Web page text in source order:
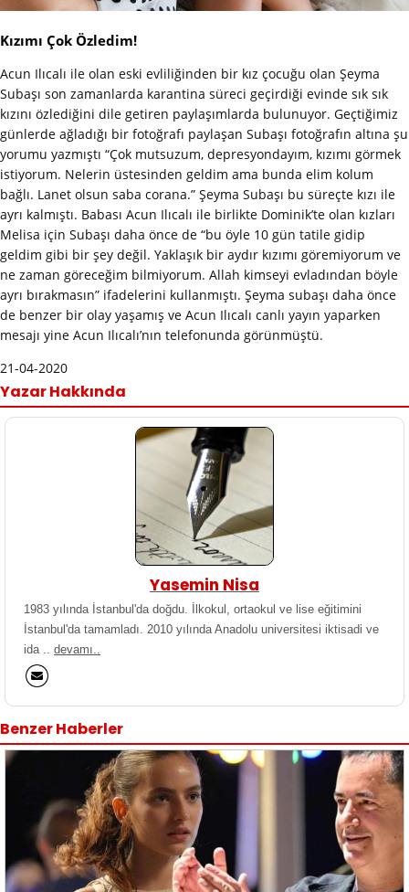
Kızımı Çok Özledim!
Acun Ilıcalı ile olan eski evliliğinden bir kız çocuğu olan Şeyma
Subaşı son zamanlarda karantina süreci geçirdiği evinde sık sık
kızını özlediğini dile getiren paylaşımlarda bulunuyor. Geçtiğimiz
günlerde ağladığı bir fotoğrafı paylaşan Subaşı fotoğrafın altına şu
yorumu yazmıştı “Çok mutsuzum, depresyondayım, kızımı görmek
istiyorum. Nelerin üstesinden geldim ama bunda elim kolum
bağlı. Lanet olsun saba corana.” Şeyma Subaşı bu süreçte kızı ile
ayrı kalmıştı. Babası Acun Ilıcalı ile birlikte Dominik’te olan kızları
Melisa için Subaşı daha önce de “bu öyle 10 gün tatile gidip
geldim gibi bir şey değil. Yaklaşık bir aydır kızımı göremiyorum ve
ne zaman göreceğim bilmiyorum. Allah kimseyi evladından böyle
ayrı bırakmasın” ifadelerini kullanmıştı. Şeyma subaşı daha önce
de benzer bir olay yaşamış ve Acun Ilıcalı canlı yayın yaparken
mesajı yine Acun Ilıcalı’nın telefonunda görünmüştü.
21-04-2020
Yazar Hakkında
Yasemin Nisa
1983 yılında İstanbul'da doğdu. İlkokul, ortaokul ve lise eğitimini
İstanbul'da tamamladı. 2010 yılında Anadolu universitesi iktisadi ve
ida .. devamı..
Benzer Haberler